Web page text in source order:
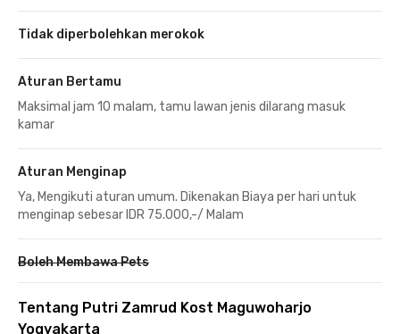
Tidak diperbolehkan merokok
Aturan Bertamu
Maksimal jam 10 malam, tamu lawan jenis dilarang masuk
kamar
Aturan Menginap
Ya, Mengikuti aturan umum. Dikenakan Biaya per hari untuk
menginap sebesar IDR 75.000,-/ Malam
Boleh Membawa Pets
Tentang Putri Zamrud Kost Maguwoharjo
Yogyakarta